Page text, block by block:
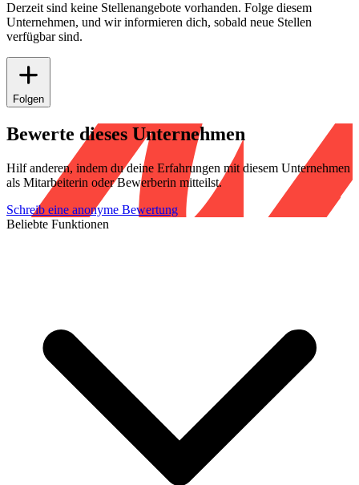
Derzeit sind keine Stellenangebote vorhanden. Folge diesem
Unternehmen, und wir informieren dich, sobald neue Stellen
verfügbar sind.
Folgen
Bewerte dieses Unternehmen
Hilf anderen, indem du deine Erfahrungen mit diesem Unternehmen
als Mitarbeiterin oder Bewerberin mitteilst.
Schreib eine anonyme Bewertung
Beliebte Funktionen